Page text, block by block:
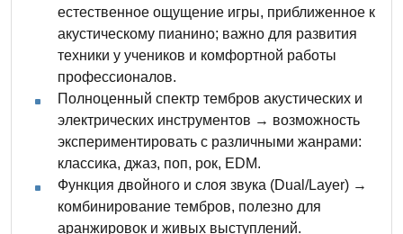
естественное ощущение игры, приближенное к
акустическому пианино; важно для развития
техники у учеников и комфортной работы
профессионалов.
Полноценный спектр тембров акустических и
электрических инструментов → возможность
экспериментировать с различными жанрами:
классика, джаз, поп, рок, EDM.
Функция двойного и слоя звука (Dual/Layer) →
комбинирование тембров, полезно для
аранжировок и живых выступлений.